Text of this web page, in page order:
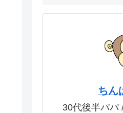
ちん
30代後半パパ